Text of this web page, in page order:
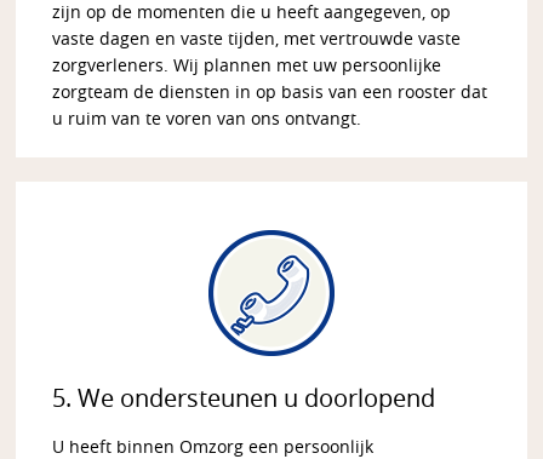
zijn op de momenten die u heeft aangegeven, op
vaste dagen en vaste tijden, met vertrouwde vaste
zorgverleners. Wij plannen met uw persoonlijke
zorgteam de diensten in op basis van een rooster dat
u ruim van te voren van ons ontvangt.
5. We ondersteunen u doorlopend
U heeft binnen Omzorg een persoonlijk